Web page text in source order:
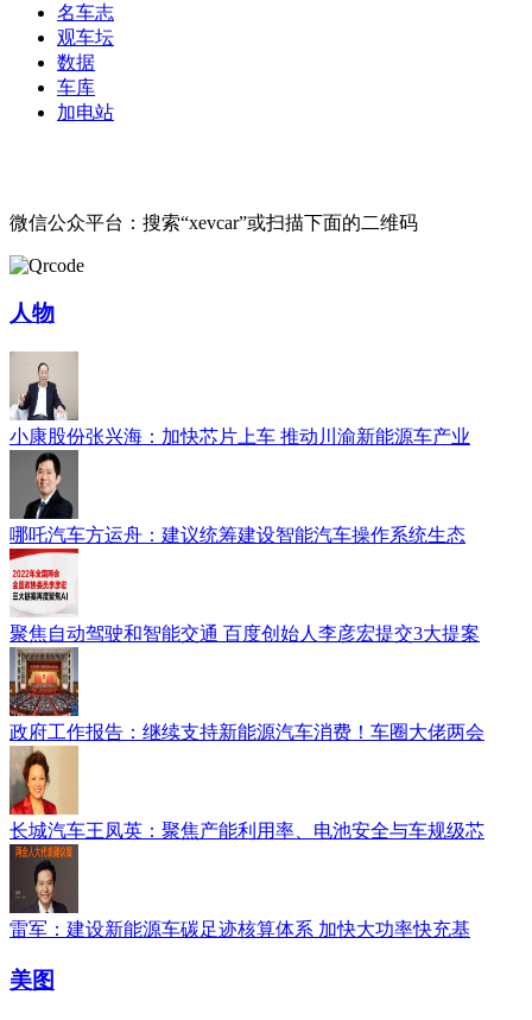
名车志
观车坛
数据
车库
加电站
微信公众平台：搜索“xevcar”或扫描下面的二维码
人物
小康股份张兴海：加快芯片上车 推动川渝新能源车产业
哪吒汽车方运舟：建议统筹建设智能汽车操作系统生态
聚焦自动驾驶和智能交通 百度创始人李彦宏提交3大提案
政府工作报告：继续支持新能源汽车消费！车圈大佬两会
长城汽车王凤英：聚焦产能利用率、电池安全与车规级芯
雷军：建设新能源车碳足迹核算体系 加快大功率快充基
美图